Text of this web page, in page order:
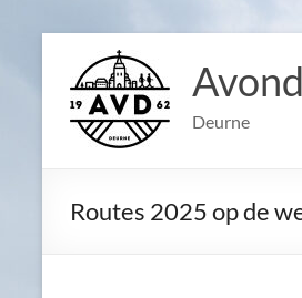
inhoud
Deurne
Routes 2025 op de